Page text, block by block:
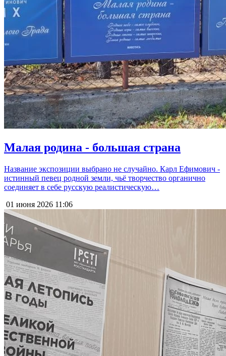
Малая родина - большая страна
Название экспозиции выбрано не случайно. Карл Ефимович -
истинный певец родной земли, чьё творчество органично
соединяет в себе русскую реалистическую…
01 июня 2026 11:06